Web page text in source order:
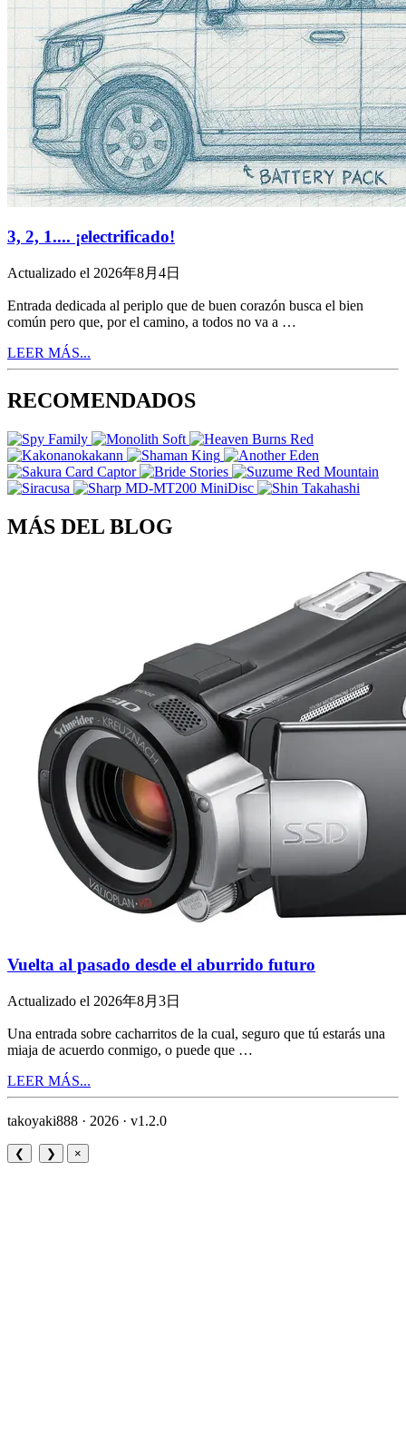
3, 2, 1.... ¡electrificado!
Actualizado el 2026年8月4日
Entrada dedicada al periplo que de buen corazón busca el bien
común pero que, por el camino, a todos no va a …
LEER MÁS...
RECOMENDADOS
MÁS DEL BLOG
Vuelta al pasado desde el aburrido futuro
Actualizado el 2026年8月3日
Una entrada sobre cacharritos de la cual, seguro que tú estarás una
miaja de acuerdo conmigo, o puede que …
LEER MÁS...
takoyaki888 · 2026 · v1.2.0
❮ ❯ ×